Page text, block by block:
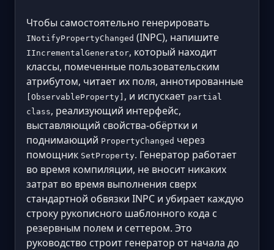
Чтобы самостоятельно генерировать
INotifyPropertyChanged (INPC), напишите
IIncrementalGenerator, который находит
классы, помеченные пользовательским
атрибутом, читает их поля, аннотированные
[ObservableProperty] , и испускает partial
class, реализующий интерфейс,
выставляющий свойства-обёртки и
поднимающий PropertyChanged через
помощник SetProperty. Генератор работает
во время компиляции, не вносит никаких
затрат во время выполнения сверх
стандартной обвязки INPC и убирает каждую
строку рукописного шаблонного кода с
резервным полем и сеттером. Это
руководство строит генератор от начала до